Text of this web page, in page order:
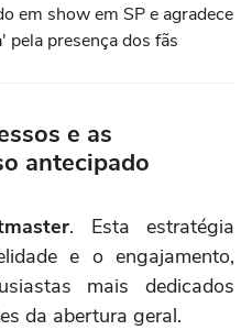
em show em SP e agradece
pela presença dos fãs
e as
antecipado
. Esta estratégia
e o engajamento,
mais dedicados
da abertura geral.